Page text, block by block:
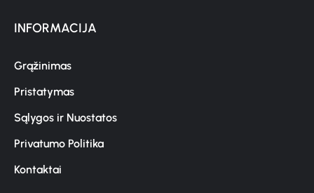
INFORMACIJA
Grąžinimas
Pristatymas
Sąlygos ir Nuostatos
Privatumo Politika
Kontaktai